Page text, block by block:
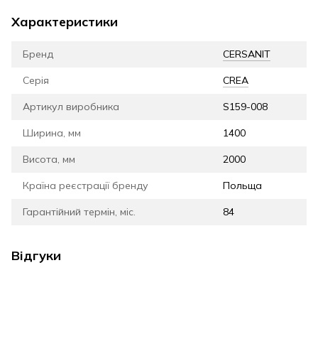
Характеристики
Бренд CERSANIT
Серія CREA
Артикул виробника S159-008
Ширина, мм 1400
Висота, мм 2000
Країна реєстрації бренду Польща
Гарантійний термін, міс. 84
Відгуки